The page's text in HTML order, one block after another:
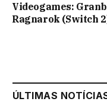
Videogames:
Ragnarok (Switch
ÚLTIMAS